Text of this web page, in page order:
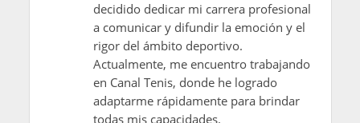
decidido dedicar mi carrera profesional
a comunicar y difundir la emoción y el
rigor del ámbito deportivo.
Actualmente, me encuentro trabajando
en Canal Tenis, donde he logrado
adaptarme rápidamente para brindar
todas mis capacidades.